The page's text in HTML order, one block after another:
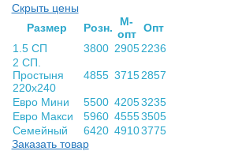
Скрыть цены
Раз­мер
Розн.
М-
опт Опт
1.5 СП
3800 2905 2236
2 СП.
Простыня
220х240
4855 3715 2857
Евро Мини 5500 42053235
Евро Макси
5960 45553505
Семейный
6420 49103775
Заказать товар